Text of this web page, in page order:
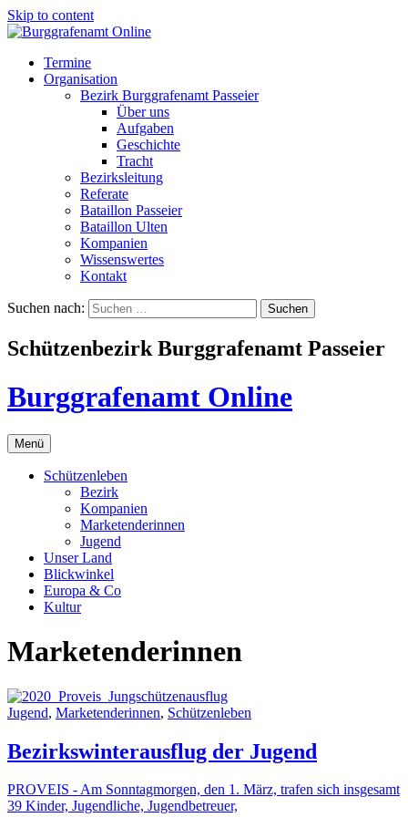
Skip to content
Termine
Organisation
Bezirk Burggrafenamt Passeier
Über uns
Aufgaben
Geschichte
Tracht
Bezirksleitung
Referate
Bataillon Passeier
Bataillon Ulten
Kompanien
Wissenswertes
Kontakt
Suchen nach:
Schützenbezirk Burggrafenamt Passeier
Burggrafenamt Online
Menü
Schützenleben
Bezirk
Kompanien
Marketenderinnen
Jugend
Unser Land
Blickwinkel
Europa & Co
Kultur
Marketenderinnen
Jugend, Marketenderinnen, Schützenleben
Bezirkswinterausflug der Jugend
PROVEIS - Am Sonntagmorgen, den 1. März, trafen sich insgesamt
39 Kinder, Jugendliche, Jugendbetreuer,